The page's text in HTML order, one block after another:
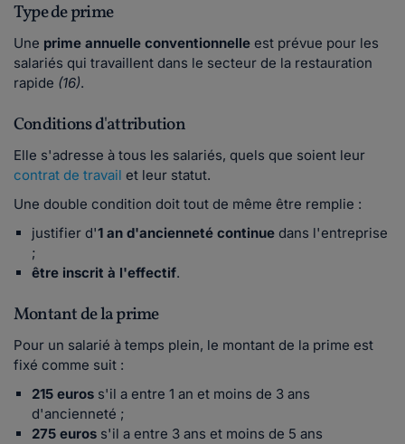
Type de prime
Une prime annuelle conventionnelle est prévue pour les
salariés qui travaillent dans le secteur de la restauration
rapide (16).
Conditions d'attribution
Elle s'adresse à tous les salariés, quels que soient leur
contrat de travail et leur statut.
Une double condition doit tout de même être remplie :
justifier d'1 an d'ancienneté continue dans l'entreprise
;
être inscrit à l'effectif.
Montant de la prime
Pour un salarié à temps plein, le montant de la prime est
fixé comme suit :
215 euros s'il a entre 1 an et moins de 3 ans
d'ancienneté ;
275 euros s'il a entre 3 ans et moins de 5 ans